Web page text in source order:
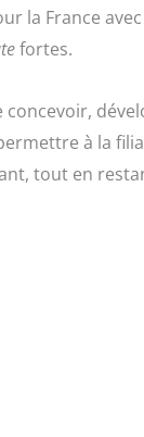
la France
fortes.
concevoir,
à la
tout en